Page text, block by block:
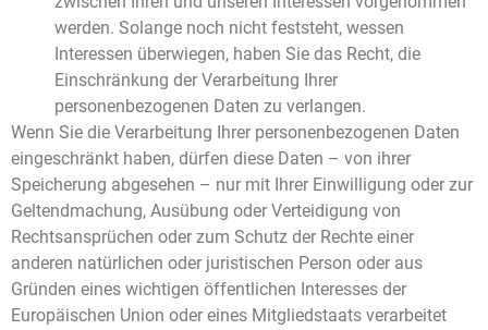
werden. Solange noch nicht feststeht, wessen
Interessen überwiegen, haben Sie das Recht, die
Einschränkung der Verarbeitung Ihrer
personenbezogenen Daten zu verlangen.
Wenn Sie die Verarbeitung Ihrer personenbezogenen Daten
eingeschränkt haben, dürfen diese Daten – von ihrer
Speicherung abgesehen – nur mit Ihrer Einwilligung oder zur
Geltendmachung, Ausübung oder Verteidigung von
Rechtsansprüchen oder zum Schutz der Rechte einer
anderen natürlichen oder juristischen Person oder aus
Gründen eines wichtigen öffentlichen Interesses der
Europäischen Union oder eines Mitgliedstaats verarbeitet